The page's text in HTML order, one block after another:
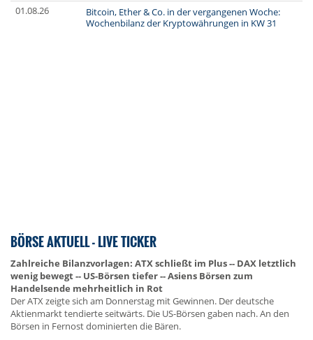
01.08.26
Bitcoin, Ether & Co. in der vergangenen Woche:
Wochenbilanz der Kryptowährungen in KW 31
BÖRSE AKTUELL - LIVE TICKER
Zahlreiche Bilanzvorlagen: ATX schließt im Plus -- DAX letztlich
wenig bewegt -- US-Börsen tiefer -- Asiens Börsen zum
Handelsende mehrheitlich in Rot
Der ATX zeigte sich am Donnerstag mit Gewinnen. Der deutsche
Aktienmarkt tendierte seitwärts. Die US-Börsen gaben nach. An den
Börsen in Fernost dominierten die Bären.